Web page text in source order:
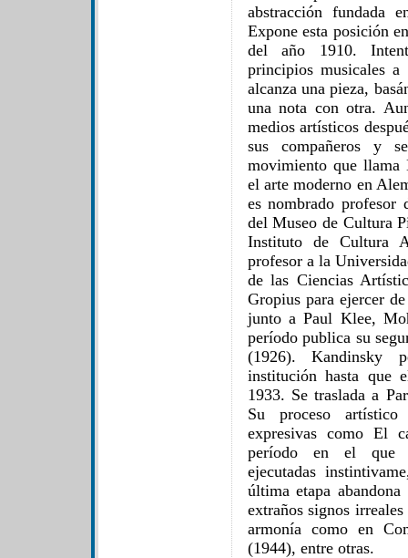
abstracción fundada
Expone esta posición
del año 1910.
principios musicales
alcanza una pieza,
una nota con otra.
medios artísticos
sus compañeros y
movimiento que llama
el arte moderno en
es nombrado
del Museo de Cultura
Instituto de Cultura
profesor a la
de las Ciencias
Gropius para ejercer
junto a Paul Klee,
período publica su
(1926). Kandinsky
institución hasta que
1933. Se traslada a
Su proceso artístico
expresivas como El
período en el que
ejecutadas
última etapa
extraños signos
armonía como en
(1944), entre otras.